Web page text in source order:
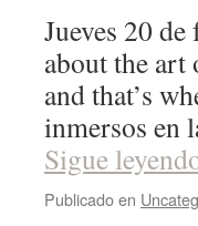
Jueves 20
about the art
and that’s
inmersos en
Sigue
Publicado en